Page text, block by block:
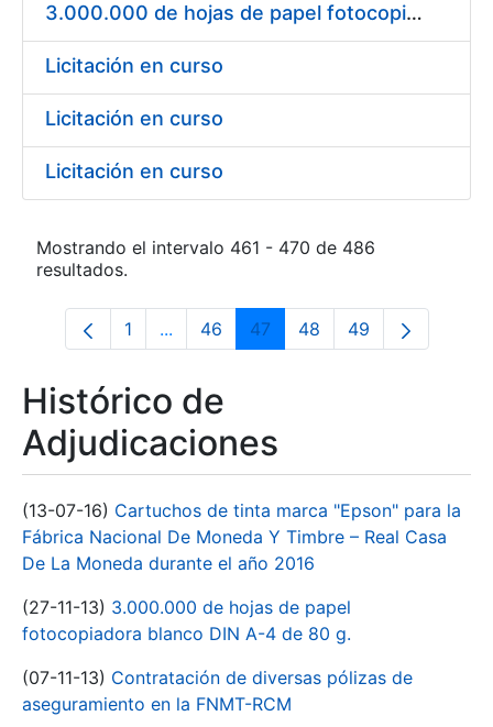
3.000.000 de hojas de papel fotocopiadora blanco DIN A-4 de 80 g.
Licitación en curso
Licitación en curso
Licitación en curso
Mostrando el intervalo 461 - 470 de 486
resultados.
Página
1 ...Páginas intermedias Use TAB para
Página
46 Página
47 Página
48 Página
49
Histórico de
Adjudicaciones
(13-07-16) Cartuchos de tinta marca "Epson" para la
Fábrica Nacional De Moneda Y Timbre – Real Casa
De La Moneda durante el año 2016
(27-11-13) 3.000.000 de hojas de papel
fotocopiadora blanco DIN A-4 de 80 g.
(07-11-13) Contratación de diversas pólizas de
aseguramiento en la FNMT-RCM